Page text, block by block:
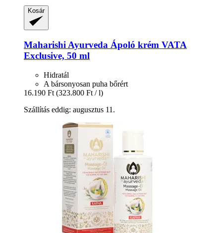
Kosár
Maharishi Ayurveda Ápoló krém VATA
Exclusive, 50 ml
Hidratál
A bársonyosan puha bőrért
16.190 Ft (323.800 Ft / l)
Szállítás eddig: augusztus 11.